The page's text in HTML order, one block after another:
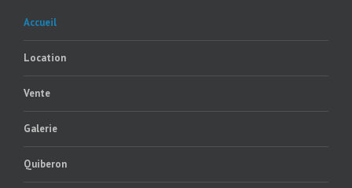
Accueil
Location
Vente
Galerie
Quiberon